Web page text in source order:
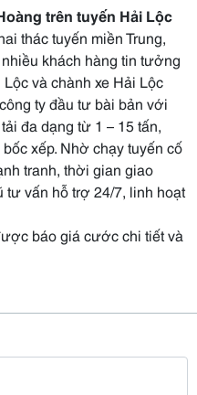
trên tuyến Hải Lộc
thác tuyến miền Trung,
khách hàng tin tưởng
và chành xe Hải Lộc
ty đầu tư bài bản với
đa dạng từ 1 – 15 tấn,
xếp. Nhờ chạy tuyến cố
tranh, thời gian giao
vấn hỗ trợ 24/7, linh hoạt
báo giá cước chi tiết và